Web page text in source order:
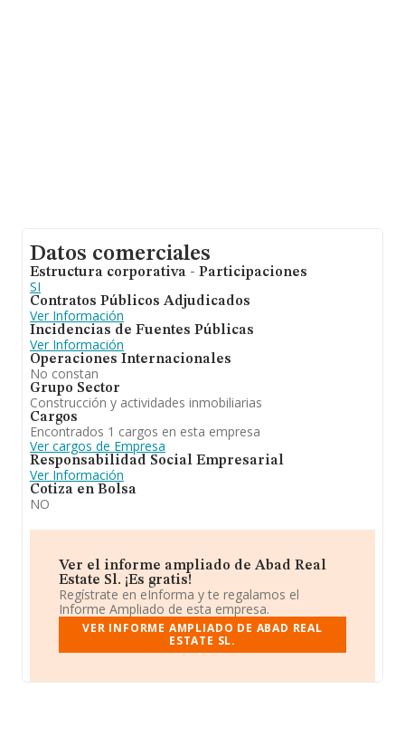
Datos comerciales
Estructura corporativa - Participaciones
SI
Contratos Públicos Adjudicados
Ver Información
Incidencias de Fuentes Públicas
Ver Información
Operaciones Internacionales
No constan
Grupo Sector
Construcción y actividades inmobiliarias
Cargos
Encontrados 1 cargos en esta empresa
Ver cargos de Empresa
Responsabilidad Social Empresarial
Ver Información
Cotiza en Bolsa
NO
Ver el informe ampliado de Abad Real
Estate Sl. ¡Es gratis!
Regístrate en eInforma y te regalamos el
Informe Ampliado de esta empresa.
VER INFORME AMPLIADO DE ABAD REAL
ESTATE SL.